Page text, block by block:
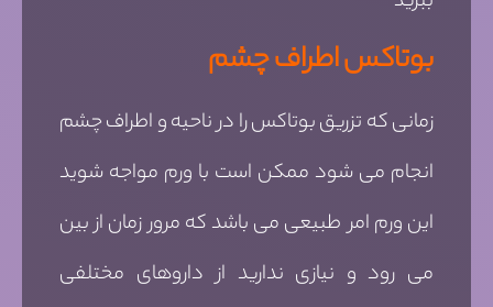
بوتاکس اطراف چشم
زمانی که تزریق بوتاکس را در ناحیه و اطراف چشم
انجام می شود ممکن است با ورم مواجه شوید
این ورم امر طبیعی می باشد که مرور زمان از بین
می رود و نیازی ندارید از داروهای مختلفی